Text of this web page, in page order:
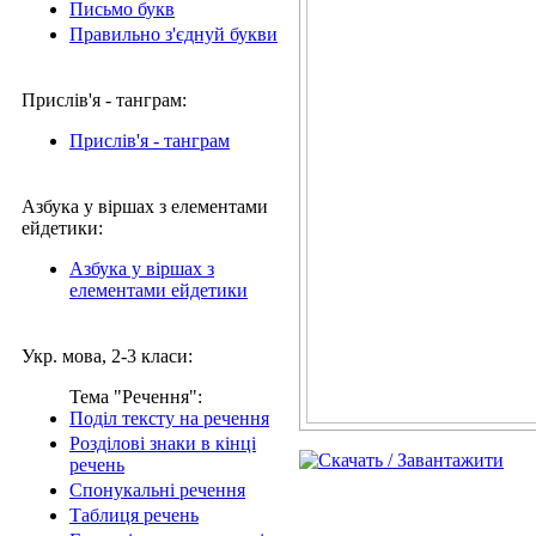
Письмо букв
Правильно з'єднуй букви
Прислів'я - танграм:
Прислів'я - танграм
Азбука у віршах з елементами
ейдетики:
Азбука у віршах з
елементами ейдетики
Укр. мова, 2-3 класи:
Тема "Речення":
Поділ тексту на речення
Розділові знаки в кінці
речень
Спонукальні речення
Таблиця речень